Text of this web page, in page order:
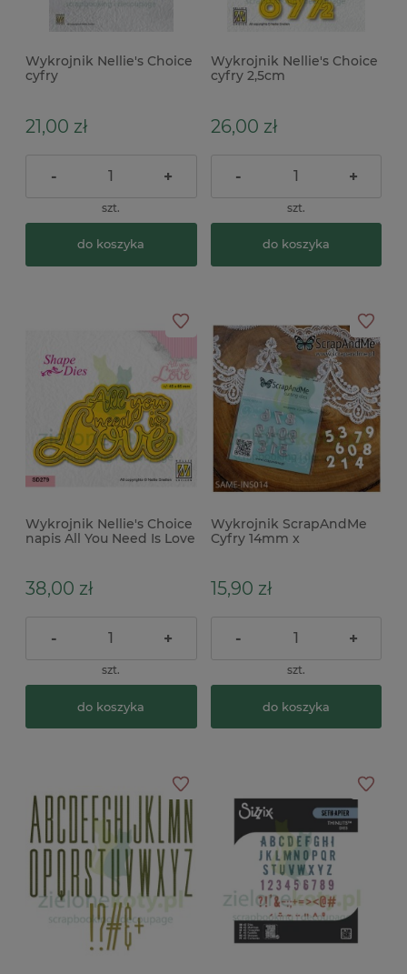
Wykrojnik Nellie's Choice
cyfry
21,00 zł
- +
szt.
do koszyka
Wykrojnik Nellie's Choice
cyfry 2,5cm
26,00 zł
- +
szt.
do koszyka
Wykrojnik Nellie's Choice
napis All You Need Is Love
38,00 zł
- +
szt.
do koszyka
Wykrojnik ScrapAndMe
Cyfry 14mm x
15,90 zł
- +
szt.
do koszyka